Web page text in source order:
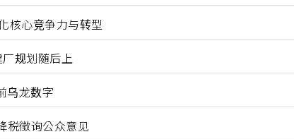
核心竞争力与转型
规划随后上
乌龙数字
徵询公众意见